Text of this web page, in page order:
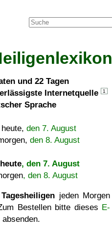
und 22 Tagen
Internetquelle
1
Sprache
den 7. August
den 8. August
, den 7. August
, den 8. August
Tagesheiligen jeden Morgen
Bestellen bitte dieses E-